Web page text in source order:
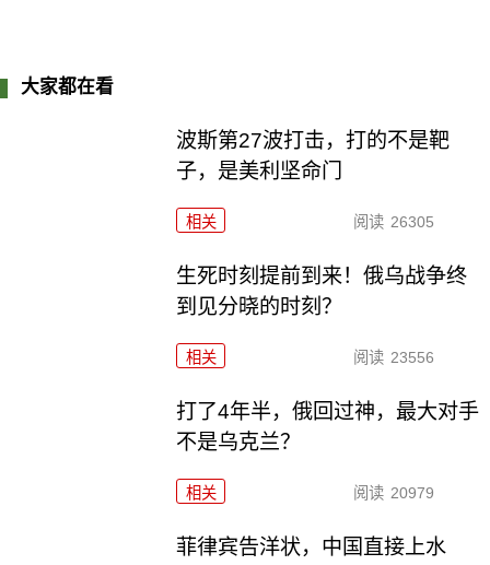
大家都在看
波斯第27波打击，打的不是靶
子，是美利坚命门
相关 阅读 26305
生死时刻提前到来！俄乌战争终
到见分晓的时刻？
相关 阅读 23556
打了4年半，俄回过神，最大对手
不是乌克兰？
相关 阅读 20979
菲律宾告洋状，中国直接上水